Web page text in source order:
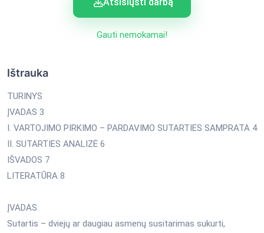
Gauti nemokamai!
Ištrauka
TURINYS
ĮVADAS 3
I. VARTOJIMO PIRKIMO – PARDAVIMO SUTARTIES SAMPRATA 4
II. SUTARTIES ANALIZĖ 6
IŠVADOS 7
LITERATŪRA 8
ĮVADAS
Sutartis – dviejų ar daugiau asmenų susitarimas sukurti,